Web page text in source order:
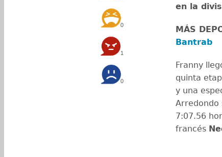
0
1
0
en la
MÁS
Bantrab
Franny
quinta
y una
Arredondo
7:07.56
francés